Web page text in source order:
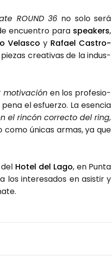
ROUND 36 no solo será
encuen­tro para spea­kers,
Velas­co y Rafael Cas­tro­
crea­ti­vas de la indus­
moti­va­ciónen los pro­fe­sio­
el esfuer­zo. La esen­cia
el rin­cón correc­to del ring,
como úni­cas armas, ya que
Hotel del Lago, en Pun­ta
los intere­sa­dos en asis­tir y